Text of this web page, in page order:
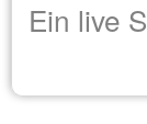
Ein live